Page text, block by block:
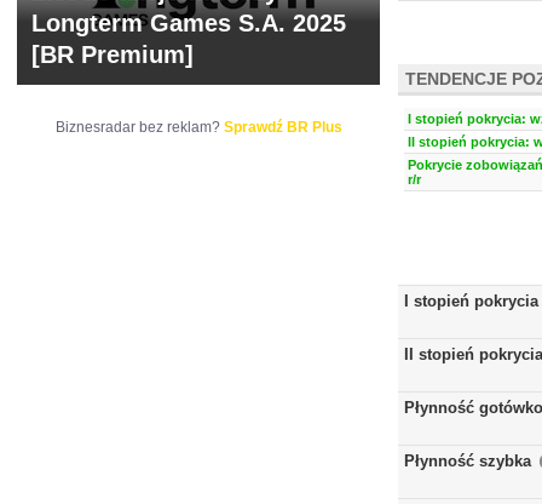
TENDENCJE
I stopień pokrycia:
II stopień pokrycia:
Pokrycie
r/r
I stopień pokrycia
II stopień pokrycia
Płynność
Płynność szybka
Longterm Games S.A. 2025
[BR Premium]
Biznesradar bez reklam? Sprawdź BR Plus